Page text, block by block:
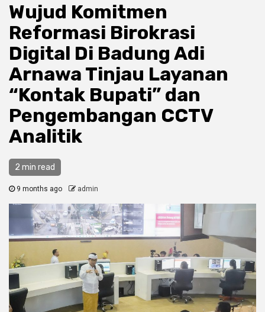
Wujud Komitmen
Reformasi Birokrasi
Digital Di Badung Adi
Arnawa Tinjau Layanan
“Kontak Bupati” dan
Pengembangan CCTV
Analitik
2 min read
9 months ago admin